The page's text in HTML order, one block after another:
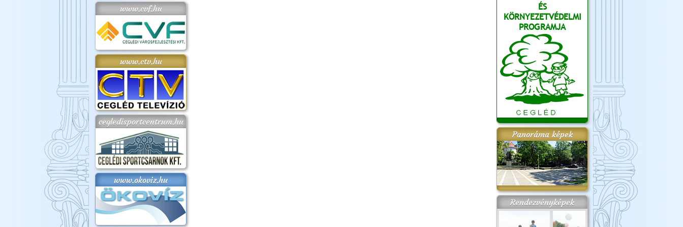
www.cvf.hu
www.ctv.hu
cegledisportcentrum.hu
www.okoviz.hu
ÉS
KÖRNYEZETVÉDELMI
PROGRAMJA
Panoráma képek
Rendezvényképek